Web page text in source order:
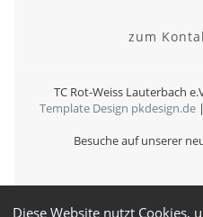
Diese Website nutzt Cookies,
zum
TC Rot-Weiss Lauterbach
Template Design pkdesign.de
Besuche auf unserer